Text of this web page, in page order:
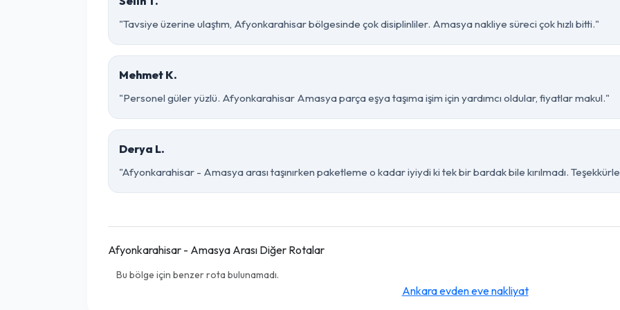
"Tavsiye üzerine ulaştım, Afyonkarahisar bölgesinde çok disiplinliler. Amasya nakliye süreci çok hızlı bitti."
Mehmet K.
"Personel güler yüzlü. Afyonkarahisar Amasya parça eşya taşıma işim için yardımcı oldular, fiyatlar makul."
Derya L.
"Afyonkarahisar - Amasya arası taşınırken paketleme o kadar iyiydi ki tek bir bardak bile kırılmadı.
Afyonkarahisar - Amasya Arası Diğer Rotalar
Bu bölge için benzer rota bulunamadı.
Ankara evden eve nakliyat